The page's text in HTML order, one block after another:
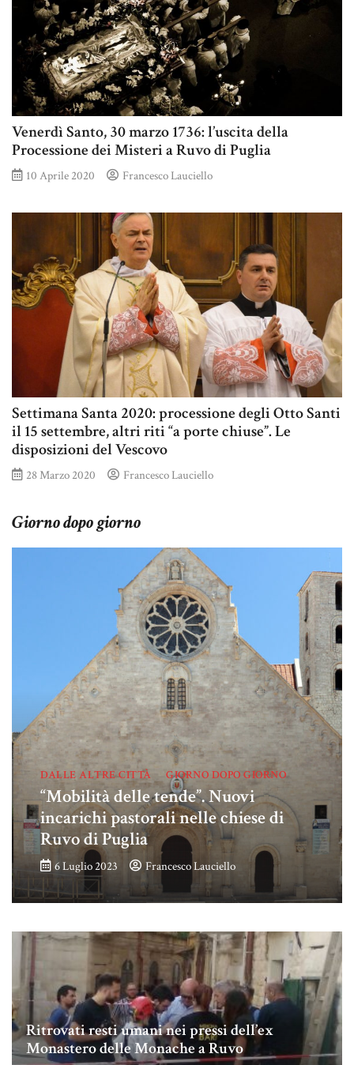
Venerdì Santo, 30 marzo 1736: l’uscita della
Processione dei Misteri a Ruvo di Puglia
10 Aprile 2020 Francesco Lauciello
Settimana Santa 2020: processione degli Otto Santi
il 15 settembre, altri riti “a porte chiuse”. Le
disposizioni del Vescovo
28 Marzo 2020 Francesco Lauciello
Giorno dopo giorno
DALLE ALTRE CITTÀ GIORNO DOPO GIORNO
“Mobilità delle tende”. Nuovi
incarichi pastorali nelle chiese di
Ruvo di Puglia
6 Luglio 2023 Francesco Lauciello
Ritrovati resti umani nei pressi dell’ex
Monastero delle Monache a Ruvo